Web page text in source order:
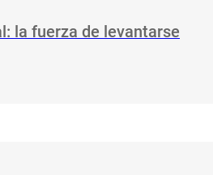
la fuerza de levantarse